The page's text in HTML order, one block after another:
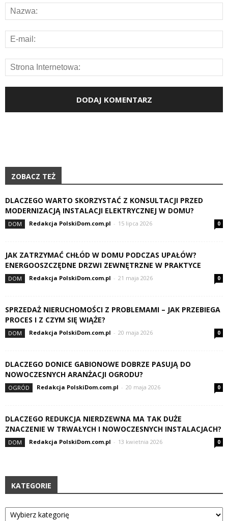
ZOBACZ TEŻ
DLACZEGO WARTO SKORZYSTAĆ Z KONSULTACJI PRZED
MODERNIZACJĄ INSTALACJI ELEKTRYCZNEJ W DOMU?
DOM Redakcja PolskiDom.com.pl - 15 lipca 2026 0
JAK ZATRZYMAĆ CHŁÓD W DOMU PODCZAS UPAŁÓW?
ENERGOOSZCZĘDNE DRZWI ZEWNĘTRZNE W PRAKTYCE
DOM Redakcja PolskiDom.com.pl - 21 maja 2026 0
SPRZEDAŻ NIERUCHOMOŚCI Z PROBLEMAMI – JAK PRZEBIEGA
PROCES I Z CZYM SIĘ WIĄŻE?
DOM Redakcja PolskiDom.com.pl - 20 maja 2026 0
DLACZEGO DONICE GABIONOWE DOBRZE PASUJĄ DO
NOWOCZESNYCH ARANŻACJI OGRODU?
OGRÓD Redakcja PolskiDom.com.pl - 20 maja 2026 0
DLACZEGO REDUKCJA NIERDZEWNA MA TAK DUŻE
ZNACZENIE W TRWAŁYCH I NOWOCZESNYCH INSTALACJACH?
DOM Redakcja PolskiDom.com.pl - 13 kwietnia 2026 0
KATEGORIE
Kategorie